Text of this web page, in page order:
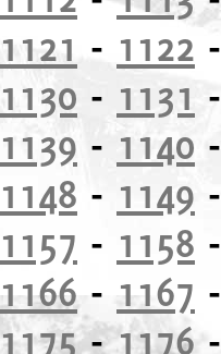
1121 - 1122
1130 - 1131
1139 - 1140
1148 - 1149
1157 - 1158
1166- 1167
1175-1176